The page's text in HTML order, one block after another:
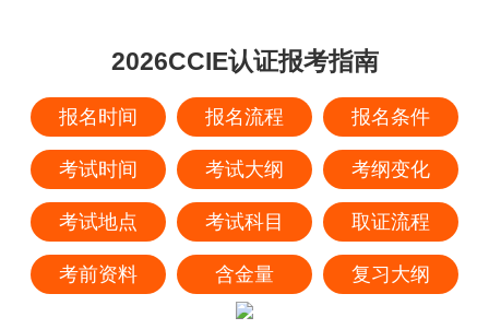
2026CCIE认证报考指南
报名时间 报名流程 报名条件
考试时间 考试大纲 考纲变化
考试地点 考试科目 取证流程
考前资料 含金量 复习大纲